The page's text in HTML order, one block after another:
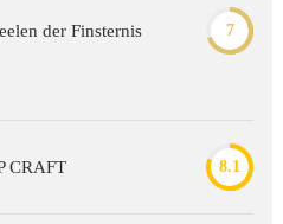
der Finsternis 7
CRAFT 8.1